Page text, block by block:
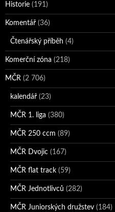
Historie (191)
Komentář (36)
Čtenářský příběh (4)
Komerční zóna (218)
MČR (2 706)
kalendář (23)
MČR 1. liga (380)
MČR 250 ccm (89)
MČR Dvojic (167)
MČR flat track (59)
MČR Jednotlivců (282)
MČR Juniorských družstev (184)